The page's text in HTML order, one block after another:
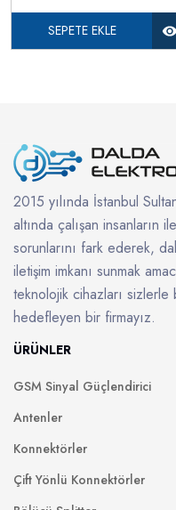
SEPETE EKLE
2015 yılında İstanbul
altında çalışan insanların
sorunlarını fark ederek,
iletişim imkanı sunmak
teknolojik cihazları sizlerle
hedefleyen bir firmayız.
ÜRÜNLER
GSM Sinyal Güçlendirici
Antenler
Konnektörler
Çift Yönlü Konnektörler